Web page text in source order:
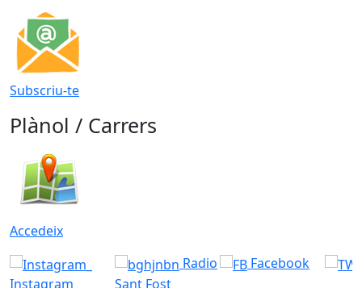
Subscriu-te
Plànol / Carrers
Accedeix
Instagram
Radio
Sant Fost
Facebook